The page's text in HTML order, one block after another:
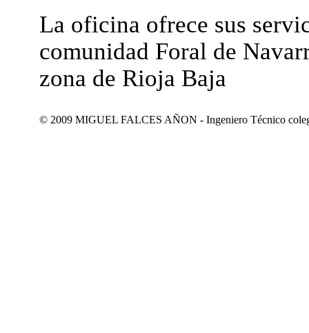
La oficina ofrece sus
comunidad Foral de
zona de Rioja Baja
© 2009 MIGUEL FALCES AÑON - Ingeniero Técnico